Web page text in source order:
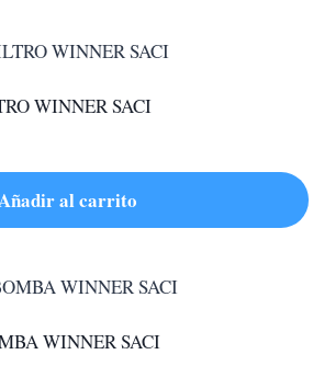
WINNER SACI
al carrito
WINNER SACI